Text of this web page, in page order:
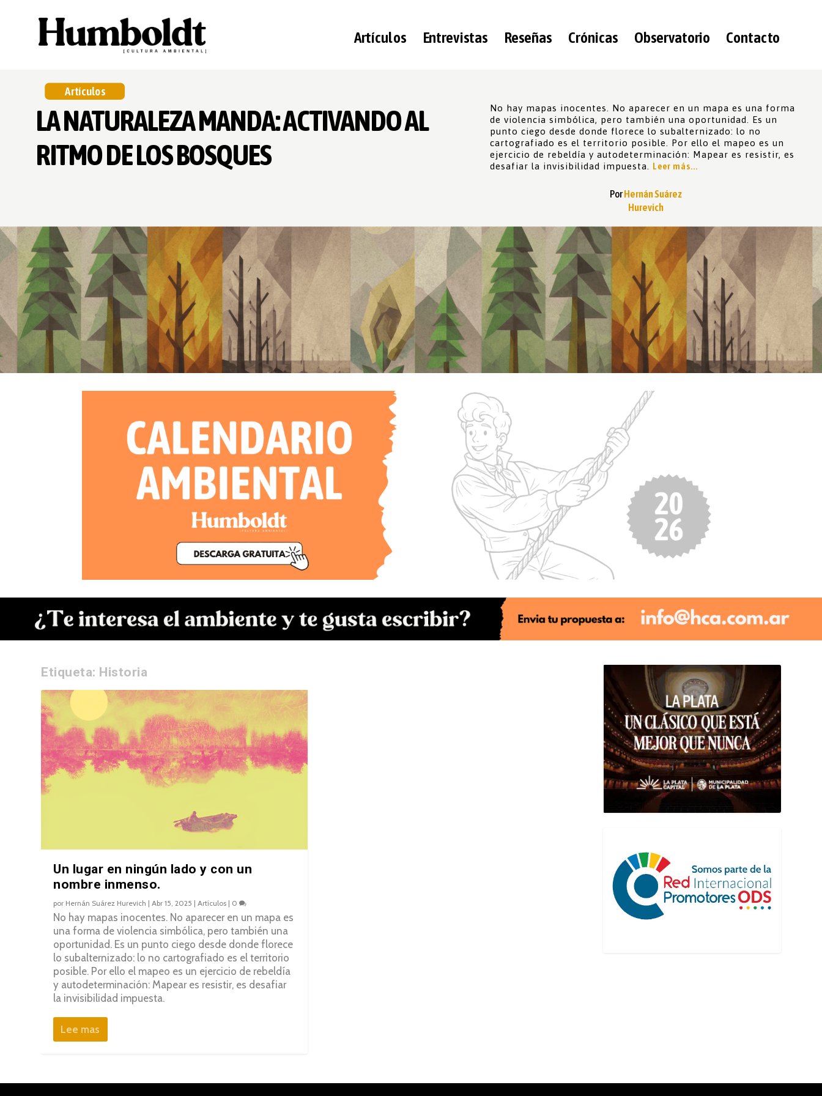
Artículos Entrevistas Reseñas Crónicas Observatorio Contacto
Artículos
LA NATURALEZA MANDA: ACTIVANDO AL
RITMO DE LOS BOSQUES
No hay mapas inocentes. No aparecer en un mapa es una forma
de violencia simbólica, pero también una oportunidad. Es un
punto ciego desde donde florece lo subalternizado: lo no
cartografiado es el territorio posible. Por ello el mapeo es un
ejercicio de rebeldía y autodeterminación: Mapear es resistir, es
desafiar la invisibilidad impuesta. Leer más...
PorHernán Suárez
Hurevich
Etiqueta: Historia
Un lugar en ningún lado y con un
nombre inmenso.
por Hernán Suárez Hurevich |Abr 15, 2025 |Artículos | 0
No hay mapas inocentes. No aparecer en un mapa es
una forma de violencia simbólica, pero también una
oportunidad. Es un punto ciego desde donde florece
lo subalternizado: lo no cartografiado es el territorio
posible. Por ello el mapeo es un ejercicio de rebeldía
y autodeterminación: Mapear es resistir, es desafiar
la invisibilidad impuesta.
Lee mas